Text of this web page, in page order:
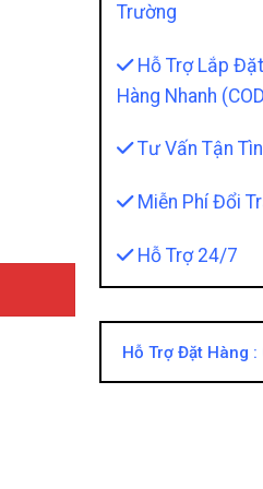
Cấp Hiệu Quả 100% quantity
Trường
Hỗ Trợ Lắp
Hàng Nhanh
Tư Vấn Tận
Miễn Phí Đổi
Hỗ Trợ 24/7
Hỗ Trợ Đặt Hàng :